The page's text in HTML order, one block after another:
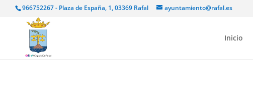
966752267 - Plaza de España, 1, 03369 Rafal ayuntamiento@rafal.es
Inicio